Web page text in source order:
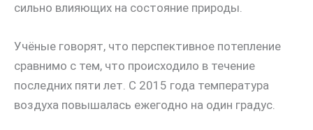
сильно влияющих на состояние природы.
Учёные говорят, что перспективное потепление
сравнимо с тем, что происходило в течение
последних пяти лет. С 2015 года температура
воздуха повышалась ежегодно на один градус.